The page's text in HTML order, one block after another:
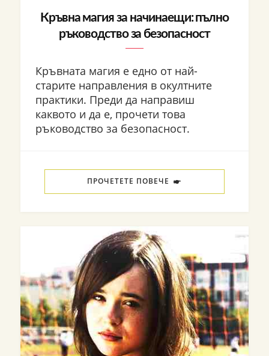
Кръвна магия за начинаещи: пълно
ръководство за безопасност
Кръвната магия е едно от най-
старите направления в окултните
практики. Преди да направиш
каквото и да е, прочети това
ръководство за безопасност.
ПРОЧЕТЕТЕ ПОВЕЧЕ